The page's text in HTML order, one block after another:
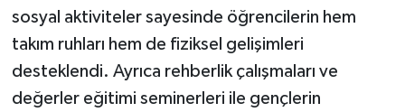
sosyal aktiviteler sayesinde öğrencilerin hem
takım ruhları hem de fiziksel gelişimleri
desteklendi. Ayrıca rehberlik çalışmaları ve
değerler eğitimi seminerleri ile gençlerin